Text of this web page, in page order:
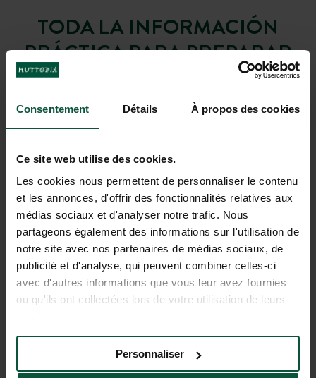
Consentement Détails À propos des cookies
Ce site web utilise des cookies.
Les cookies nous permettent de personnaliser le contenu
et les annonces, d'offrir des fonctionnalités relatives aux
médias sociaux et d'analyser notre trafic. Nous
partageons également des informations sur l'utilisation de
notre site avec nos partenaires de médias sociaux, de
publicité et d'analyse, qui peuvent combiner celles-ci
avec d'autres informations que vous leur avez fournies
ou qu'ils ont collectées lors de votre utilisation de leurs
Personnaliser
TODA LA INFORMACIÓN
PRÁCTICA PARA PREPARAR
Picoteo
Ver fechas
Desayuno
Ver fechas
Piscinas y spa
Ver fechas
Ver fechas
Actividades y fiestas